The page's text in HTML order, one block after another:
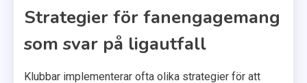
Strategier för fanengagemang
som svar på ligautfall
Klubbar implementerar ofta olika strategier för att